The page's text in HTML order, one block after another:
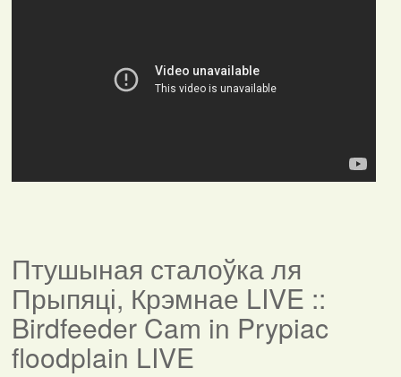
Птушыная сталоўка ля
Прыпяці, Крэмнае LIVE ::
Birdfeeder Cam in Prypiac
floodplain LIVE